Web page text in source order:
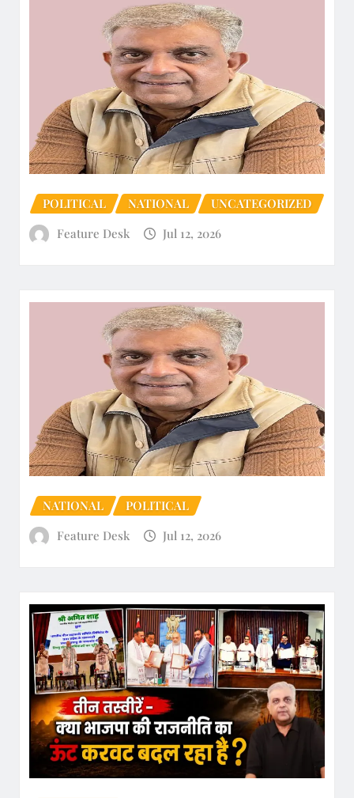
POLITICAL NATIONAL
UNCATEGORIZED
Feature Desk
Jul 12, 2026
NATIONAL
POLITICAL
Feature Desk
Jul 12, 2026